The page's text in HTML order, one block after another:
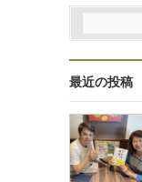
最近の投稿